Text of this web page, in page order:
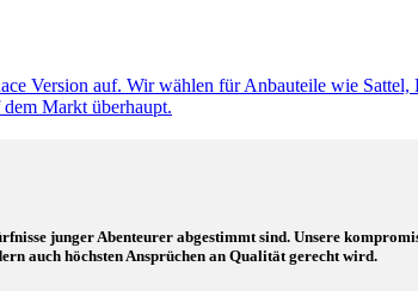
Version auf. Wir wählen für Anbauteile wie
Markt überhaupt.
junger Abenteurer abgestimmt sind. Unsere
auch höchsten Ansprüchen an Qualität gerecht wird.